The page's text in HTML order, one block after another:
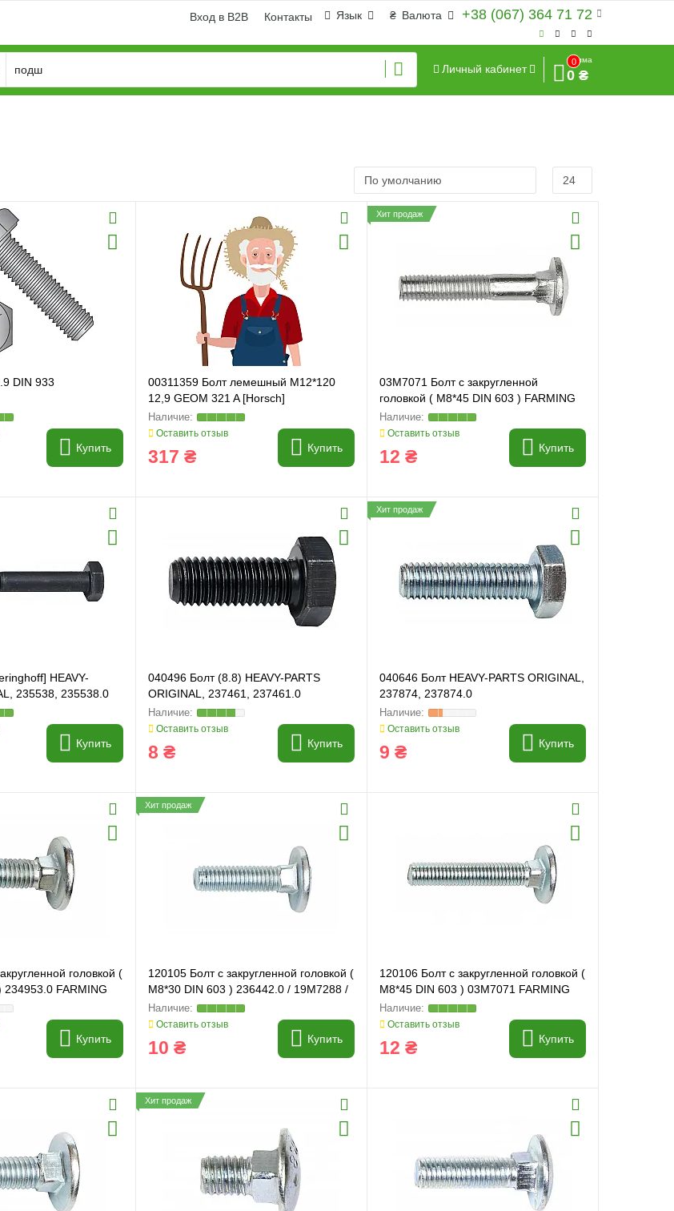
+38 (067) 364 71 72
₴ Валюта
Язык
Вход в B2B Контакты
Личный кабинет
0
Сумма
0 ₴
DIN 933
Купить
00311359 Болт лемешный M12*120
12,9 GEOM 321 A [Horsch]
Оставить отзыв
317 ₴ Купить
Хит продаж
03M7071 Болт с закругленной
головкой ( M8*45 DIN 603 ) FARMING
Line
Оставить отзыв
12 ₴ Купить
HEAVY-
235538, 235538.0
Купить
040496 Болт (8.8) HEAVY-PARTS
ORIGINAL, 237461, 237461.0
Оставить отзыв
8 ₴ Купить
Хит продаж
040646 Болт HEAVY-PARTS ORIGINAL,
237874, 237874.0
Оставить отзыв
9 ₴ Купить
головкой (
234953.0 FARMING
Купить
Хит продаж
120105 Болт с закругленной головкой (
M8*30 DIN 603 ) 236442.0 / 19M7288 /
040490 FARMING Line
Оставить отзыв
10 ₴ Купить
120106 Болт с закругленной головкой (
M8*45 DIN 603 ) 03M7071 FARMING
Line
Оставить отзыв
12 ₴ Купить
Хит продаж